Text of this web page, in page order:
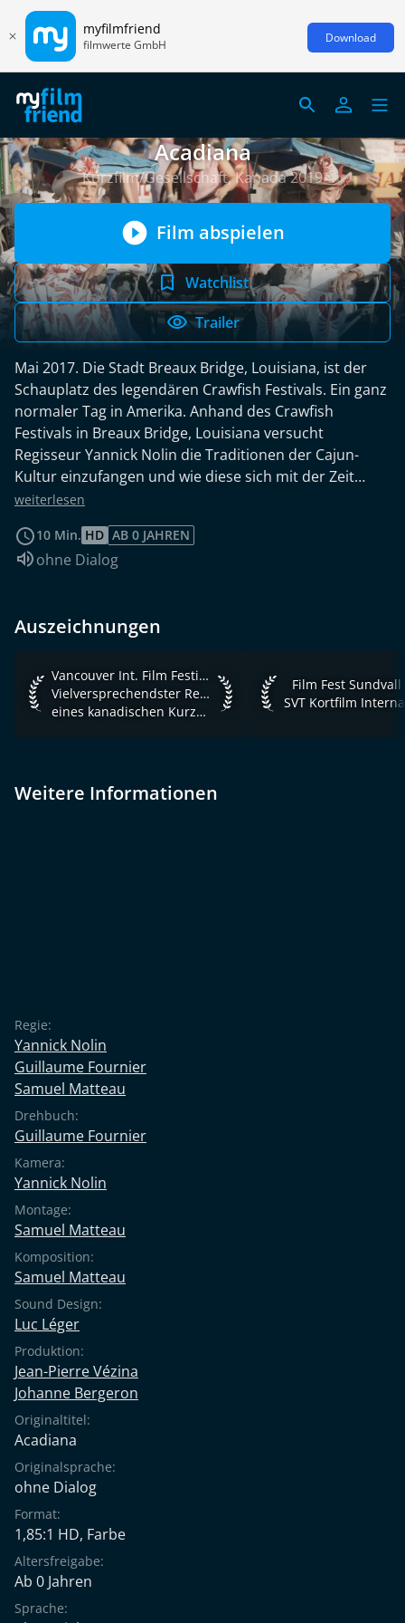
myfilmfriend
filmwerte GmbH Download
Acadiana
Kurzfilm/Gesellschaft, Kanada 2019
Film abspielen
Watchlist
Trailer
Mai 2017. Die Stadt Breaux Bridge, Louisiana, ist der
Schauplatz des legendären Crawfish Festivals. Ein ganz
normaler Tag in Amerika. Anhand des Crawfish
Festivals in Breaux Bridge, Louisiana versucht
Regisseur Yannick Nolin die Traditionen der Cajun-
Kultur einzufangen und wie diese sich mit der Zeit
gewandelt haben. Die Cajun-Siedler sind eine
wohnt. Zu den Traditionen gehört es Flusskrebse in
jeder erdenklichen Art zuzubereiten. So werden auf
Crewfish Festival ist heute eine beliebte
gehört mittlerweile zur traditionellen Küche des
Staates Louisiana (acadiacrawfish.com).
weiterlesen
10 Min. HD AB 0 JAHREN
Sprache:
ohne Dialog
Auszeichnungen
Vancouver Int. Film Festival 2019 Vielversprechendster
Vancouver Int. Film Festival 2019
Vielversprechendster Regisseur
eines kanadischen Kurzfilms
Film Fest Sundvall
Film Fest Sundvall
Weitere Informationen
Regie:
Yannick Nolin
Guillaume Fournier
Samuel Matteau
Drehbuch:
Guillaume Fournier
Kamera:
Yannick Nolin
Montage:
Samuel Matteau
Komposition:
Samuel Matteau
Sound Design:
Luc Léger
Produktion:
Jean-Pierre Vézina
Johanne Bergeron
Originaltitel:
Acadiana
Originalsprache:
ohne Dialog
Format:
1,85:1 HD, Farbe
Altersfreigabe:
Ab 0 Jahren
Sprache: